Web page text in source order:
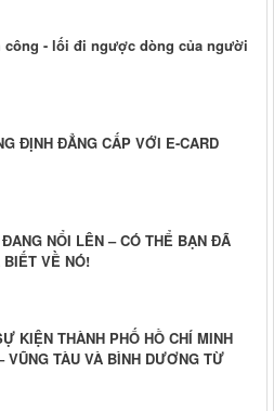
công - lối đi ngược dòng của người
ĐỊNH ĐẲNG CẤP VỚI E-CARD
NỔI LÊN – CÓ THỂ BẠN ĐÃ
BIẾT VỀ NÓ!
KIỆN THÀNH PHỐ HỒ CHÍ MINH
VŨNG TÀU VÀ BÌNH DƯƠNG TỪ